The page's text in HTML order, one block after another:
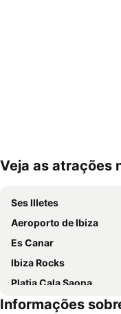
Ampliar mapa
Veja as atrações
Ses Illetes
Aeroporto de Ibiza
Es Canar
Ibiza Rocks
Platja Cala Saona
Sa Real
Informações